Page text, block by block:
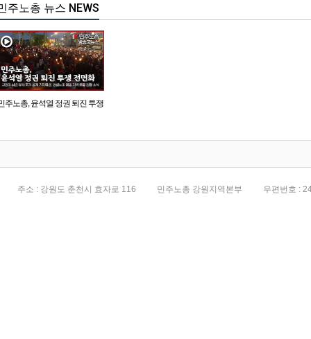
주노총 뉴스 NEWS
주노총, 윤석열 정권 퇴진 투쟁
주소 : 강원도 춘천시 효자로 116 민주노총 강원지역본부 우편번호 :